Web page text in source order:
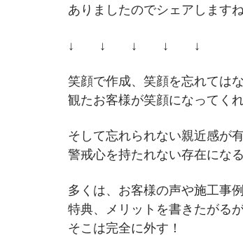
ありましたのでシェアします
↓ ↓ ↓ ↓ ↓
笑顔で作成、笑顔を忘れてはな
観たお客様が笑顔になってくれ
そして忘れられない親近感が有
警戒心を持たれない存在になる
多くは、お客様の声や施工事例
特典、メリットを書きたがるが
そこは完全に外す！